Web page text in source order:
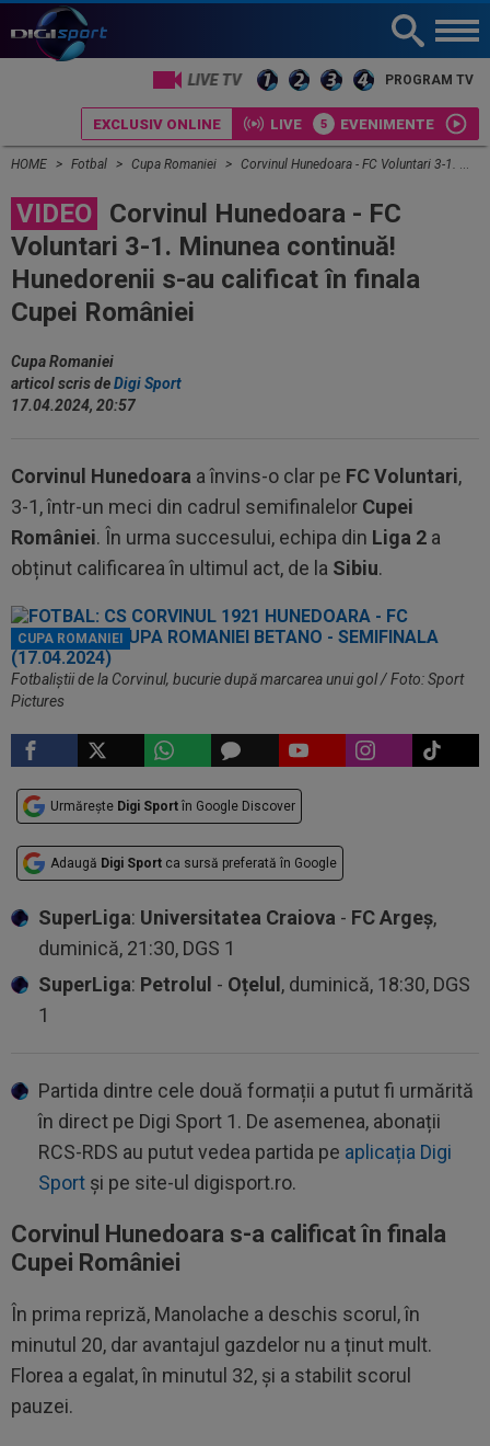
LIVE TV PROGRAM TV
EXCLUSIV ONLINE LIVE EVENIMENTE
HOME Fotbal Cupa Romaniei Corvinul Hunedoara - FC Voluntari 3-1. Minunea continuă! Hunedorenii s-au calificat în finala Cupei României
VIDEO
Corvinul Hunedoara - FC
Voluntari 3-1. Minunea continuă!
Hunedorenii s-au calificat în finala
Cupei României
Cupa Romaniei
articol scris deDigi Sport
17.04.2024, 20:57
Corvinul Hunedoara a învins-o clar pe FC Voluntari,
3-1, într-un meci din cadrul semifinalelor Cupei
României. În urma succesului, echipa din Liga 2 a
obținut calificarea în ultimul act, de la Sibiu.
CUPA ROMANIEI
Fotbaliștii de la Corvinul, bucurie după marcarea unui gol / Foto: Sport
Pictures
Urmărește Digi Sport în Google Discover
Adaugă Digi Sport ca sursă preferată în Google
SuperLiga: Universitatea Craiova - FC Argeș,
duminică, 21:30, DGS 1
SuperLiga: Petrolul - Oțelul , duminică, 18:30, DGS
1
Partida dintre cele două formații a putut fi urmărită
în direct pe Digi Sport 1. De asemenea, abonații
RCS-RDS au putut vedea partida pe aplicația Digi
Sport și pe site-ul digisport.ro.
Corvinul Hunedoara s-a calificat în finala
Cupei României
În prima repriză, Manolache a deschis scorul, în
minutul 20, dar avantajul gazdelor nu a ținut mult.
Florea a egalat, în minutul 32, și a stabilit scorul
pauzei.